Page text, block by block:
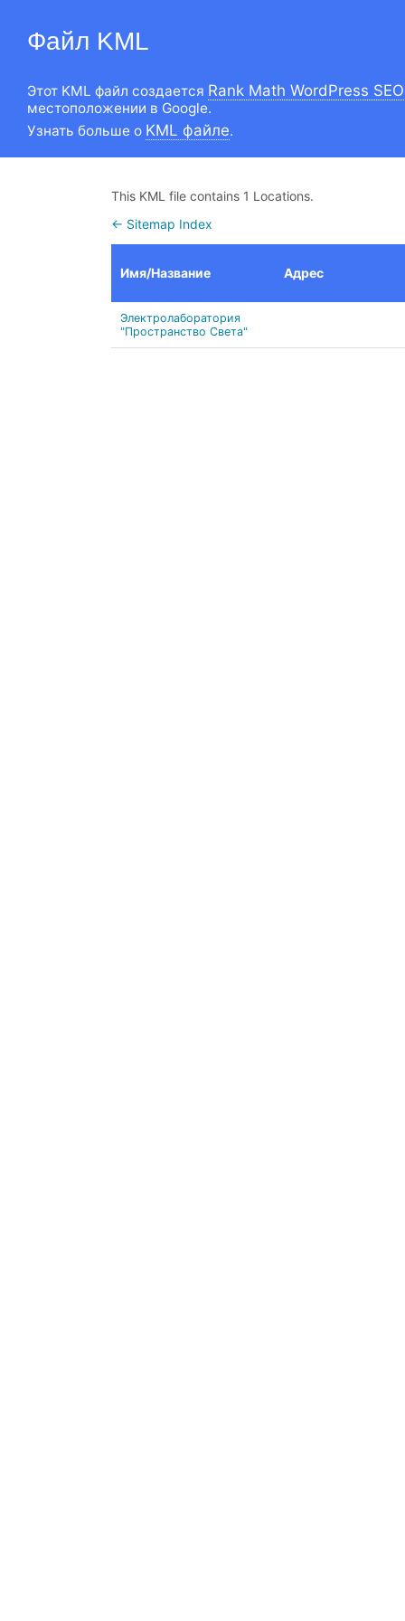
Файл KML
Этот KML файл создается Rank Math WordPress
местоположении в Google.
Узнать больше о KML файле.
This KML file contains 1 Locations.
← Sitemap Index
Имя/Название Адрес
Электролаборатория
"Пространство Света"